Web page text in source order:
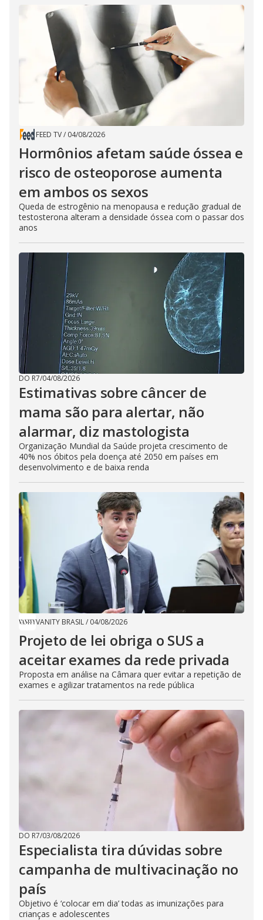
FEED TV/ 04/08/2026
Hormônios afetam saúde óssea e
risco de osteoporose aumenta
em ambos os sexos
Queda de estrogênio na menopausa e redução gradual de
testosterona alteram a densidade óssea com o passar dos
anos
DO R7/04/08/2026
Estimativas sobre câncer de
mama são para alertar, não
alarmar, diz mastologista
Organização Mundial da Saúde projeta crescimento de
40% nos óbitos pela doença até 2050 em países em
desenvolvimento e de baixa renda
VANITY BRASIL/ 04/08/2026
Projeto de lei obriga o SUS a
aceitar exames da rede privada
Proposta em análise na Câmara quer evitar a repetição de
exames e agilizar tratamentos na rede pública
DO R7/03/08/2026
Especialista tira dúvidas sobre
campanha de multivacinação no
país
Objetivo é ‘colocar em dia’ todas as imunizações para
crianças e adolescentes